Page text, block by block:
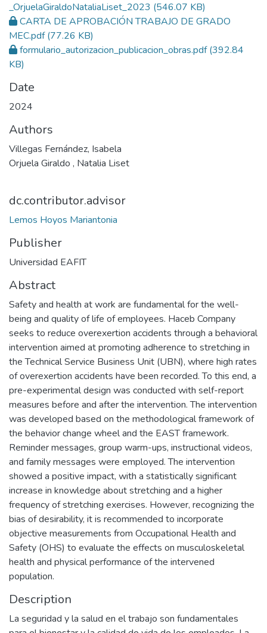
_OrjuelaGiraldoNataliaLiset_2023 (546.07 KB)
CARTA DE APROBACIÓN TRABAJO DE GRADO
MEC.pdf(77.26 KB)
formulario_autorizacion_publicacion_obras.pdf(392.84
KB)
Date
2024
Authors
Villegas Fernández, Isabela
Orjuela Giraldo , Natalia Liset
dc.contributor.advisor
Lemos Hoyos Mariantonia
Publisher
Universidad EAFIT
Abstract
Safety and health at work are fundamental for the well-
being and quality of life of employees. Haceb Company
seeks to reduce overexertion accidents through a behavioral
intervention aimed at promoting adherence to stretching in
the Technical Service Business Unit (UBN), where high rates
of overexertion accidents have been recorded. To this end, a
pre-experimental design was conducted with self-report
measures before and after the intervention. The intervention
was developed based on the methodological framework of
the behavior change wheel and the EAST framework.
Reminder messages, group warm-ups, instructional videos,
and family messages were employed. The intervention
showed a positive impact, with a statistically significant
increase in knowledge about stretching and a higher
frequency of stretching exercises. However, recognizing the
bias of desirability, it is recommended to incorporate
objective measurements from Occupational Health and
Safety (OHS) to evaluate the effects on musculoskeletal
health and physical performance of the intervened
population.
Description
La seguridad y la salud en el trabajo son fundamentales